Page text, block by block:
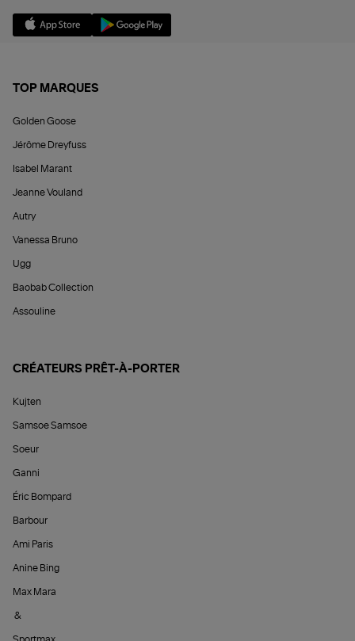
TOP MARQUES
Golden Goose
Jérôme Dreyfuss
Isabel Marant
Jeanne Vouland
Autry
Vanessa Bruno
Ugg
Baobab Collection
Assouline
CRÉATEURS PRÊT-À-PORTER
Kujten
Samsoe Samsoe
Soeur
Ganni
Éric Bompard
Barbour
Ami Paris
Anine Bing
Max Mara
&